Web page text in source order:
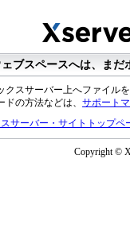
ブスペースへは、ま
クスサーバー上へファイル
ドの方法などは、 サポート
サーバー・サイトトップペ
Copyright ©